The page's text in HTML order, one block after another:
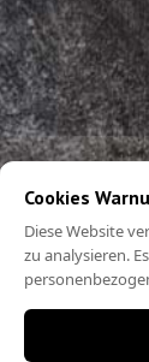
Cookies
Diese Website
zu analysieren.